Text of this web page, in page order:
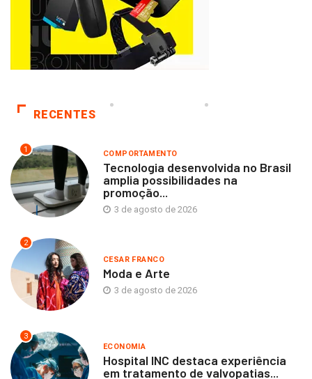
RECENTES
1 COMPORTAMENTO
Tecnologia desenvolvida no Brasil
amplia possibilidades na
promoção...
3 de agosto de 2026
2
CESAR FRANCO
Moda e Arte
3 de agosto de 2026
3
ECONOMIA
Hospital INC destaca experiência
em tratamento de valvopatias...